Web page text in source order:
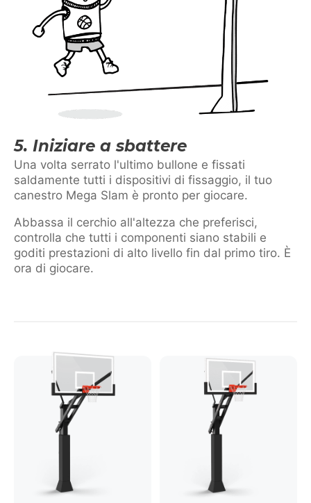
5. Iniziare a sbattere
Una volta serrato l'ultimo bullone e fissati
saldamente tutti i dispositivi di fissaggio, il tuo
canestro Mega Slam è pronto per giocare.
Abbassa il cerchio all'altezza che preferisci,
controlla che tutti i componenti siano stabili e
goditi prestazioni di alto livello fin dal primo tiro. È
ora di giocare.